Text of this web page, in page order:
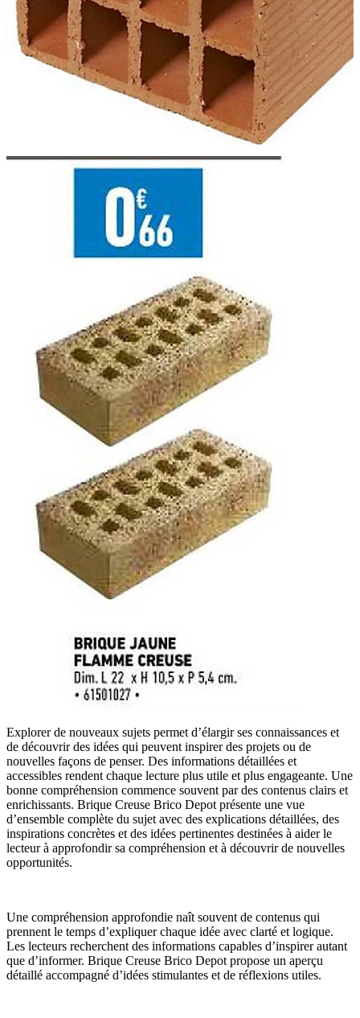
Explorer de nouveaux sujets permet d’élargir ses connaissances et
de découvrir des idées qui peuvent inspirer des projets ou de
nouvelles façons de penser. Des informations détaillées et
accessibles rendent chaque lecture plus utile et plus engageante. Une
bonne compréhension commence souvent par des contenus clairs et
enrichissants. Brique Creuse Brico Depot présente une vue
d’ensemble complète du sujet avec des explications détaillées, des
inspirations concrètes et des idées pertinentes destinées à aider le
lecteur à approfondir sa compréhension et à découvrir de nouvelles
opportunités.
Une compréhension approfondie naît souvent de contenus qui
prennent le temps d’expliquer chaque idée avec clarté et logique.
Les lecteurs recherchent des informations capables d’inspirer autant
que d’informer. Brique Creuse Brico Depot propose un aperçu
détaillé accompagné d’idées stimulantes et de réflexions utiles.